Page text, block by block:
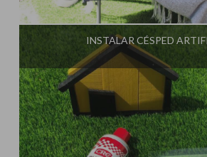
Influencer:Steffido
INSTALAR CÉSPED